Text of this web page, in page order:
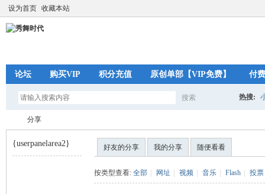
设为首页 收藏本站
论坛 购买VIP 积分充值 原创单部【VIP免费】 付
搜索 热搜:
分享
{userpanelarea2} 好友的分享 我的分享 随便看看
按类型查看: 全部 网址 视频 音乐 Flash 投票